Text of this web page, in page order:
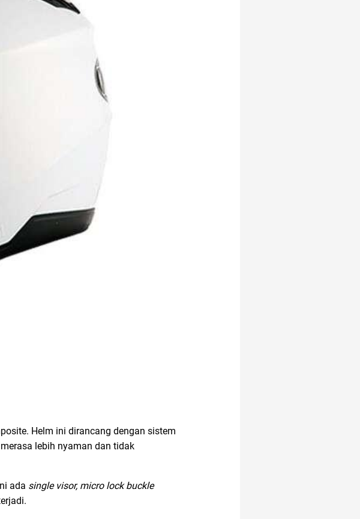
Helm ini dirancang dengan sistem
lebih nyaman dan tidak
ada single visor, micro lock buckle